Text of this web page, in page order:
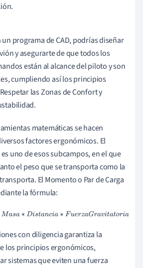
programa de CAD, podrías diseñar
y asegurarte de que todos los
están al alcance del piloto y son
cumpliendo así los principios
las Zonas de Confort y
matemáticas se hacen
factores ergonómicos. El
uno de esos subcampos, en el que
el peso que se transporta como la
El Momento o Par de Carga
la fórmula:
Masa∗Distancia∗FuerzaGravitatoria
con diligencia garantiza la
los principios ergonómicos,
sistemas que eviten una fuerza